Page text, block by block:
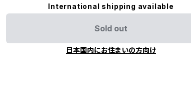
International shipping available
Sold out
日本国内にお住まいの方向け